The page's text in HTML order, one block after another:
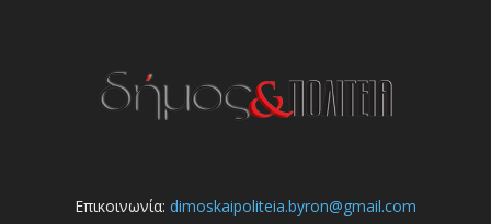
Επικοινωνία: dimoskaipoliteia.byron@gmail.com